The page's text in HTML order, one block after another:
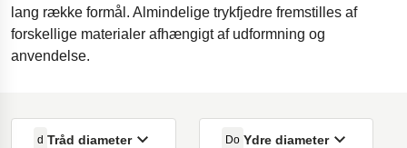
lang række formål. Almindelige trykfjedre fremstilles af
forskellige materialer afhængigt af udformning og
anvendelse.
d Tråd diameter Do Ydre diameter